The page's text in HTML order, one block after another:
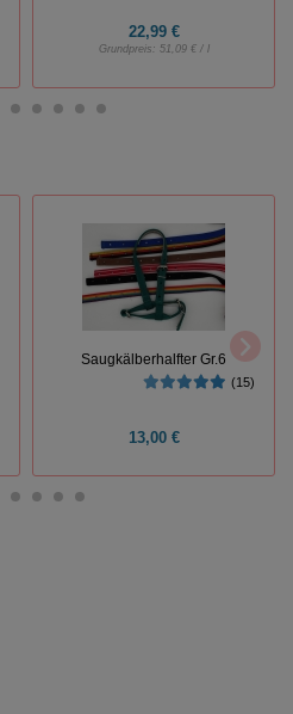
22,99 €
Grundpreis: 51,09 € / l
Saugkälberhalfter Gr.6
(15)
13,00 €